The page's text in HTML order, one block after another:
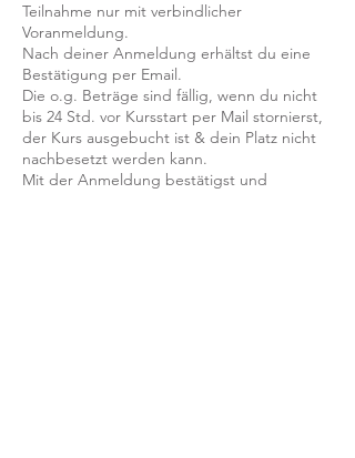
Teilnahme nur mit verbindlicher
Voranmeldung.
Nach deiner Anmeldung erhältst du eine
Bestätigung per Email.
Die o.g. Beträge sind fällig, wenn du nicht
bis 24 Std. vor Kursstart per Mail stornierst,
der Kurs ausgebucht ist & dein Platz nicht
nachbesetzt werden kann.
Mit der Anmeldung bestätigst und